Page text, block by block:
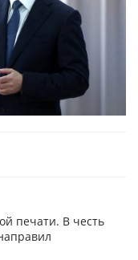
печати. В честь